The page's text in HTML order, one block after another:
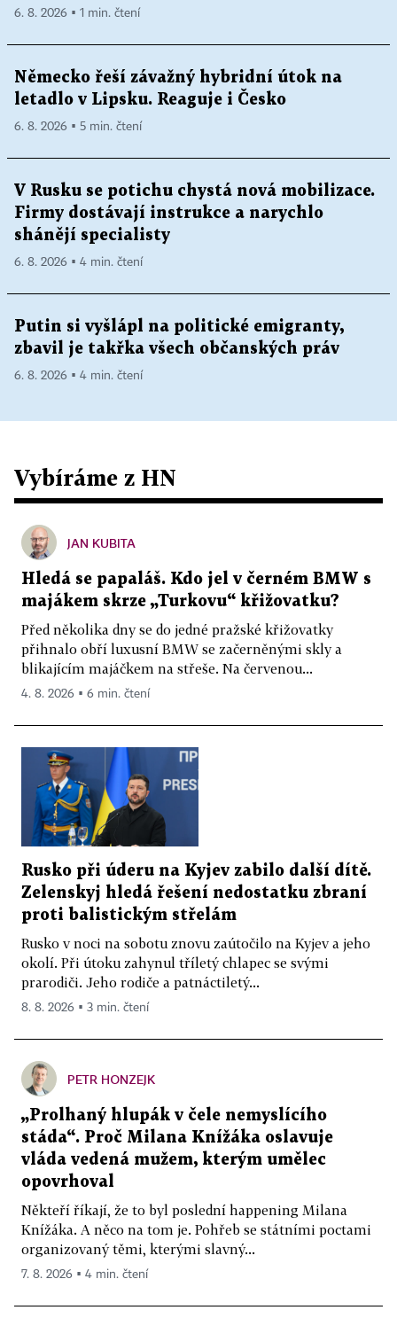
6. 8. 2026 ▪ 1 min. čtení
Německo řeší závažný hybridní útok na
letadlo v Lipsku. Reaguje i Česko
6. 8. 2026 ▪ 5 min. čtení
V Rusku se potichu chystá nová mobilizace.
Firmy dostávají instrukce a narychlo
shánějí specialisty
6. 8. 2026 ▪ 4 min. čtení
Putin si vyšlápl na politické emigranty,
zbavil je takřka všech občanských práv
6. 8. 2026 ▪ 4 min. čtení
Vybíráme z HN
JAN KUBITA
Hledá se papaláš. Kdo jel v černém BMW s
majákem skrze „Turkovu“ křižovatku?
Před několika dny se do jedné pražské křižovatky
přihnalo obří luxusní BMW se začerněnými skly a
blikajícím majáčkem na střeše. Na červenou...
4. 8. 2026 ▪ 6 min. čtení
Rusko při úderu na Kyjev zabilo další dítě.
Zelenskyj hledá řešení nedostatku zbraní
proti balistickým střelám
Rusko v noci na sobotu znovu zaútočilo na Kyjev a jeho
okolí. Při útoku zahynul tříletý chlapec se svými
prarodiči. Jeho rodiče a patnáctiletý...
8. 8. 2026 ▪ 3 min. čtení
PETR HONZEJK
„Prolhaný hlupák v čele nemyslícího
stáda“. Proč Milana Knížáka oslavuje
vláda vedená mužem, kterým umělec
opovrhoval
Někteří říkají, že to byl poslední happening Milana
Knížáka. A něco na tom je. Pohřeb se státními poctami
organizovaný těmi, kterými slavný...
7. 8. 2026 ▪ 4 min. čtení